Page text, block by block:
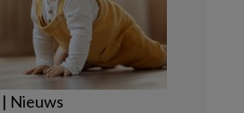
Nieuws